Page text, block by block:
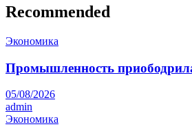
Recommended
Экономика
Промышленность
05/08/2026
admin
Экономика